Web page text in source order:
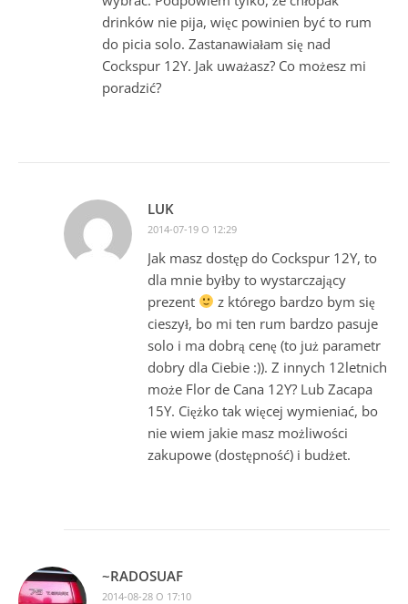
drinków nie pija, więc powinien być to rum
do picia solo. Zastanawiałam się nad
Cockspur 12Y. Jak uważasz? Co możesz mi
poradzić?
LUK
2014-07-19 O 12:29
Jak masz dostęp do Cockspur 12Y, to
dla mnie byłby to wystarczający
prezent
z którego bardzo bym się
cieszył, bo mi ten rum bardzo pasuje
solo i ma dobrą cenę (to już parametr
dobry dla Ciebie :)). Z innych 12letnich
może Flor de Cana 12Y? Lub Zacapa
15Y. Ciężko tak więcej wymieniać, bo
nie wiem jakie masz możliwości
zakupowe (dostępność) i budżet.
~RADOSUAF
2014-08-28 O 17:10